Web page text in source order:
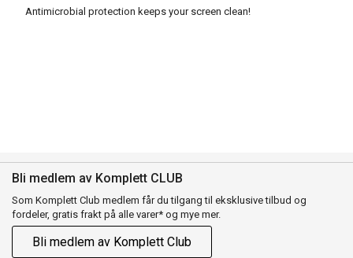
Antimicrobial protection keeps your screen clean!
Bli medlem av Komplett CLUB
Som Komplett Club medlem får du tilgang til eksklusive tilbud og
fordeler, gratis frakt på alle varer* og mye mer.
Bli medlem av Komplett Club